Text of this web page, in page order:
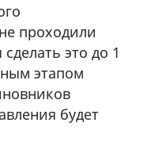
проходили
это до 1
этапом
будет